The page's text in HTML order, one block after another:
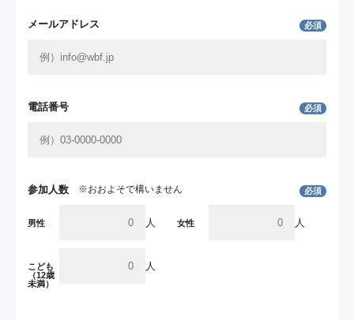
メールアドレス 必須
電話番号 必須
参加人数 ※おおよそで構いません 必須
男性 人 女性 人
こども
（12歳
未満）
人